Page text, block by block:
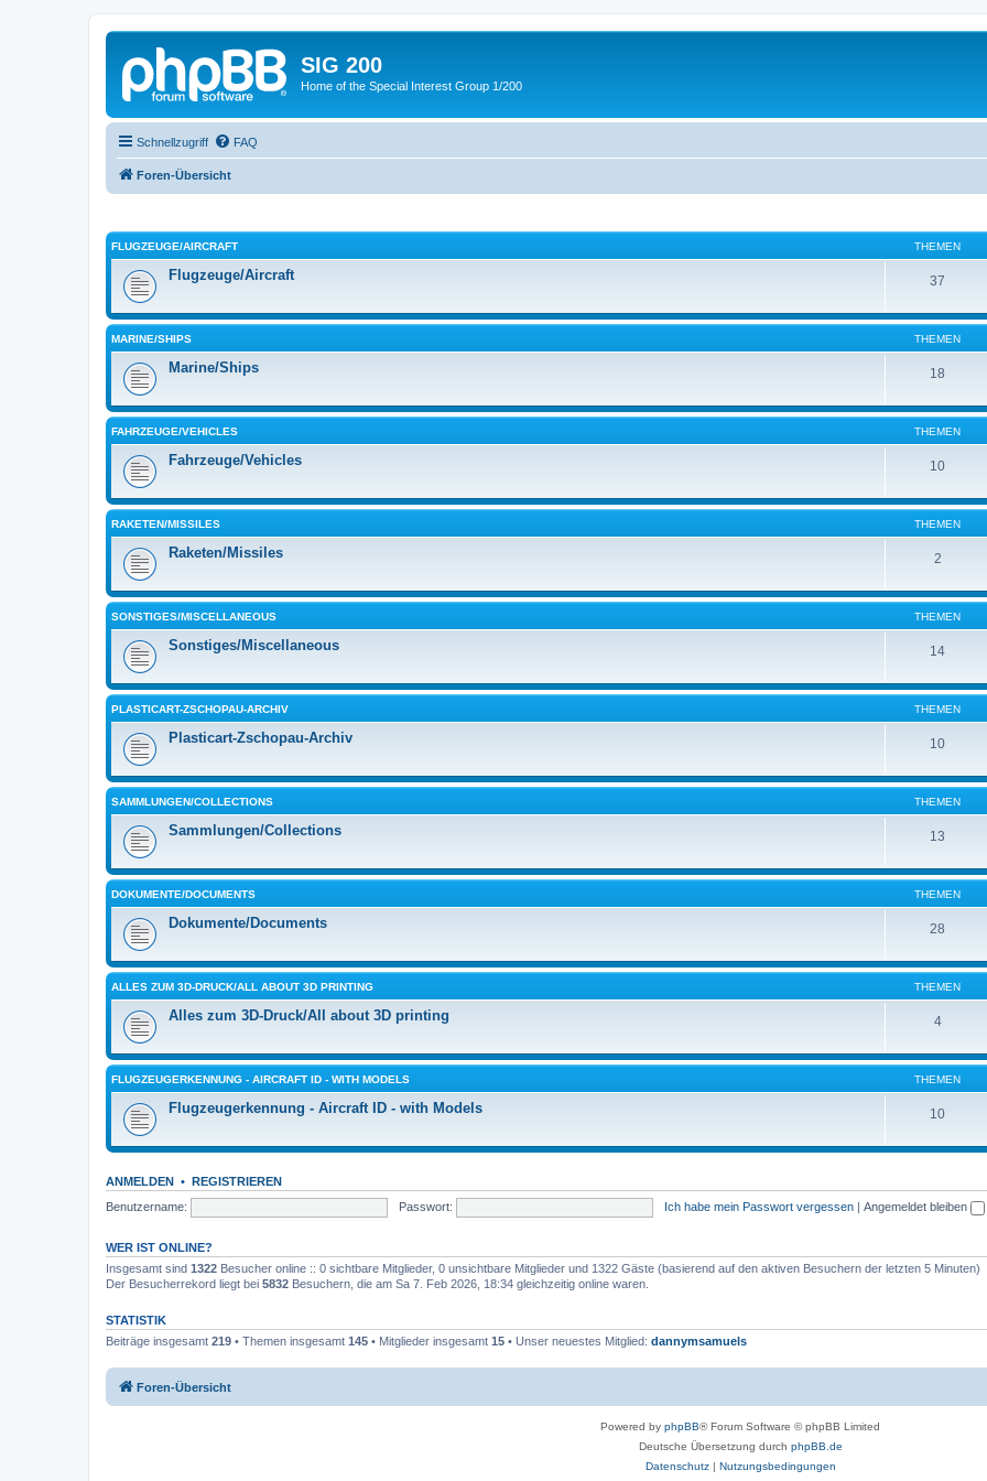
SIG 200
Home of the Special Interest Group 1/200
Schnellzugriff FAQ
Foren-Übersicht
FLUGZEUGE/AIRCRAFT THEMEN
Flugzeuge/Aircraft 37
MARINE/SHIPS THEMEN
Marine/Ships 18
FAHRZEUGE/VEHICLES THEMEN
Fahrzeuge/Vehicles 10
RAKETEN/MISSILES THEMEN
Raketen/Missiles 2
SONSTIGES/MISCELLANEOUS THEMEN
Sonstiges/Miscellaneous 14
PLASTICART-ZSCHOPAU-ARCHIV THEMEN
Plasticart-Zschopau-Archiv 10
SAMMLUNGEN/COLLECTIONS THEMEN
Sammlungen/Collections 13
DOKUMENTE/DOCUMENTS THEMEN
Dokumente/Documents 28
ALLES ZUM 3D-DRUCK/ALL ABOUT 3D PRINTING THEMEN
Alles zum 3D-Druck/All about 3D printing 4
FLUGZEUGERKENNUNG - AIRCRAFT ID - WITH MODELS THEMEN
Flugzeugerkennung - Aircraft ID - with Models 10
ANMELDEN • REGISTRIEREN
Benutzername:
Passwort: Ich habe mein Passwort vergessen | Angemeldet bleiben
WER IST ONLINE?
Insgesamt sind 1322 Besucher online :: 0 sichtbare Mitglieder, 0 unsichtbare Mitglieder und 1322 Gäste (basierend auf den aktiven Besuchern der letzten 5 Minuten)
Der Besucherrekord liegt bei 5832 Besuchern, die am Sa 7. Feb 2026, 18:34 gleichzeitig online waren.
STATISTIK
Beiträge insgesamt 219 • Themen insgesamt 145 • Mitglieder insgesamt 15 • Unser neuestes Mitglied: dannymsamuels
Foren-Übersicht
Powered by phpBB® Forum Software © phpBB Limited
Deutsche Übersetzung durch phpBB.de
Datenschutz| Nutzungsbedingungen